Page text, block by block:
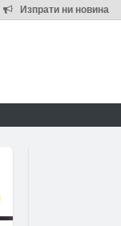
Изпрати ни новина